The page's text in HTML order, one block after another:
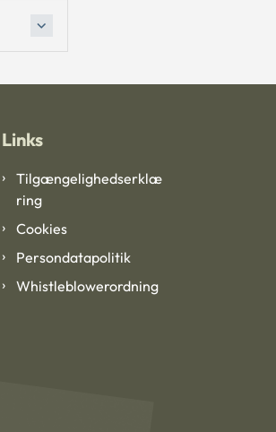
Links
Tilgængelighedserklæ
ring
Cookies
Persondatapolitik
Whistleblowerordning